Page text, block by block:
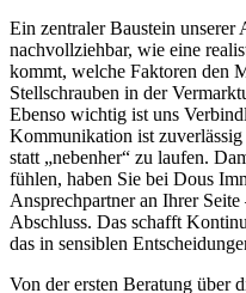
Ein zentraler Baustein unserer
nachvollziehbar, wie eine
kommt, welche Faktoren den
Stellschrauben in der
Ebenso wichtig ist uns
Kommunikation ist
statt „nebenher“ zu laufen.
fühlen, haben Sie bei Dous
Ansprechpartner an Ihrer
Abschluss. Das schafft
das in sensiblen
Von der ersten Beratung über